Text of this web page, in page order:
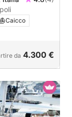
Caicco
da 4.300 €